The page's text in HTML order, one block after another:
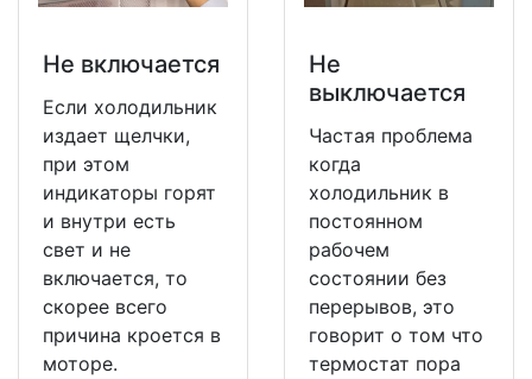
Не включается
Если холодильник
издает щелчки,
при этом
индикаторы горят
и внутри есть
свет и не
включается, то
скорее всего
причина кроется в
моторе.
Не
выключается
Частая проблема
когда
холодильник в
постоянном
рабочем
состоянии без
перерывов, это
говорит о том что
термостат пора